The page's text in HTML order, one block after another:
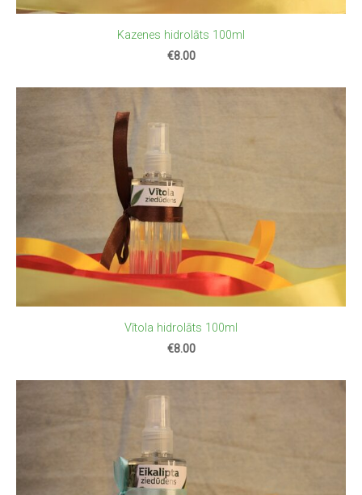
Kazenes hidrolāts 100ml
€8.00
Vītola hidrolāts 100ml
€8.00